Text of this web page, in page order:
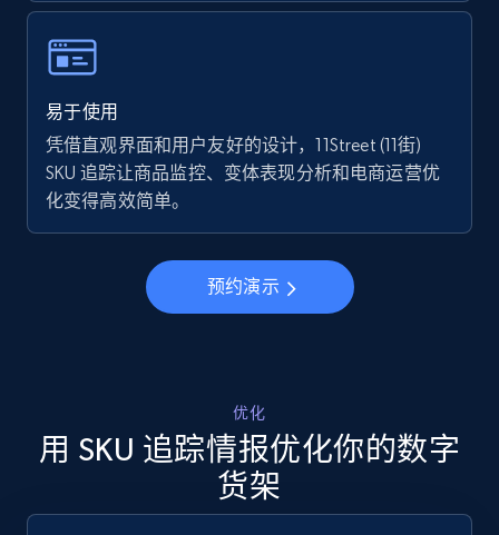
Walmart - products - Collects products by
specific keywords
URL, Final price, Sku, Currency, Gtin,
Specifications, Image urls, Top reviews, and
more.
URL, Final price, Sku, Currency, Gtin,
Specifications, Image urls, Top reviews, and
more.
易于使用
凭借直观界面和用户友好的设计，11Street (11街)
SKU 追踪让商品监控、变体表现分析和电商运营优
化变得高效简单。
预约演示
优化
用 SKU 追踪情报优化你的数字
货架